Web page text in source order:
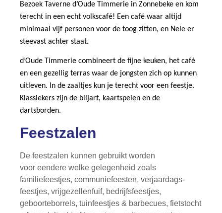
Bezoek Taverne d’Oude Timmerie in Zonnebeke en kom
terecht in een echt volkscafé! Een café waar altijd
minimaal vijf personen voor de toog zitten, en Nele er
steevast achter staat.
d’Oude Timmerie combineert de fijne keuken, het café
en een gezellig terras waar de jongsten zich op kunnen
uitleven. In de zaaltjes kun je terecht voor een feestje.
Klassiekers zijn de biljart, kaartspelen en de
dartsborden.
Feestzalen
De feestzalen kunnen gebruikt worden
voor eendere welke gelegenheid zoals
familiefeestjes, communiefeesten, verjaardags-
feestjes, vrijgezellenfuif, bedrijfsfeestjes,
geboorteborrels, tuinfeestjes & barbecues, fietstocht